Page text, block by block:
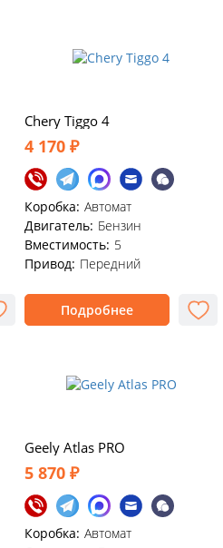
Chery Tiggo 4
4 170 ₽
Коробка: Автомат
Двигатель: Бензин
Вместимость: 5
Привод: Передний
Подробнее
Geely Atlas PRO
5 870 ₽
Коробка: Автомат